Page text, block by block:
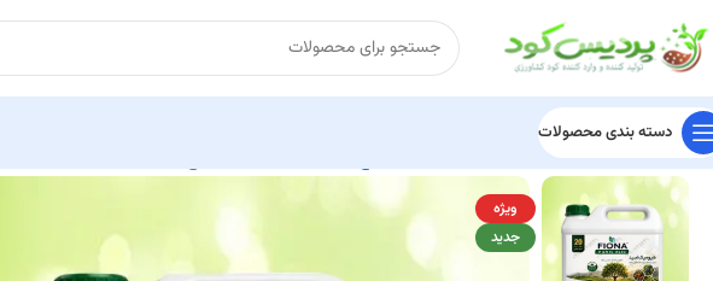
دسته بندی محصولات
خانه کود هیومیک اسید
ویژه
جدید